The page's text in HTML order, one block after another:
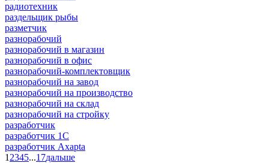
радиотехник
раздельщик рыбы
разметчик
разнорабочий
разнорабочий в магазин
разнорабочий в офис
разнорабочий-комплектовщик
разнорабочий на завод
разнорабочий на производство
разнорабочий на склад
разнорабочий на стройку
разработчик
разработчик 1C
разработчик Axapta
1 2345...17дальше